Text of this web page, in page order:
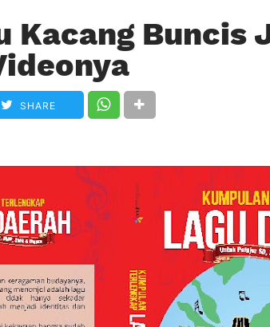
Kacang Buncis
SHARE